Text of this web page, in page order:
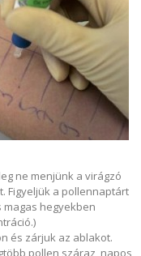
ne menjünk a virágzó
Figyeljük a pollennaptárt
hegyekben
és zárjuk az ablakot.
pollen száraz, napos